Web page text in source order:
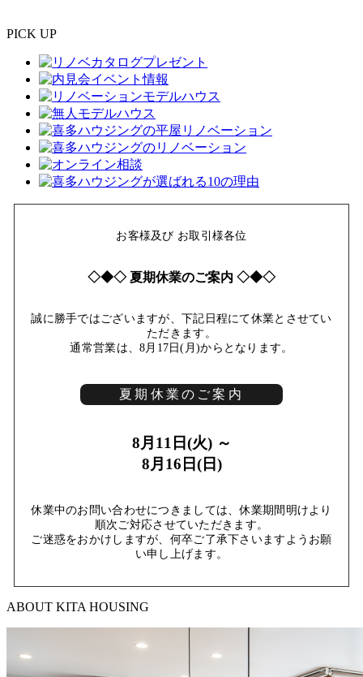
PICK UP
お客様及び お取引様各位
◇◆◇ 夏期休業のご案内 ◇◆◇
誠に勝手ではございますが、下記日程にて休業とさせてい
ただきます。
通常営業は、8月17日(月)からとなります。
夏期休業のご案内
8月11日(火) ～
8月16日(日)
休業中のお問い合わせにつきましては、休業期間明けより
順次ご対応させていただきます。
ご迷惑をおかけしますが、何卒ご了承下さいますようお願
い申し上げます。
ABOUT KITA HOUSING